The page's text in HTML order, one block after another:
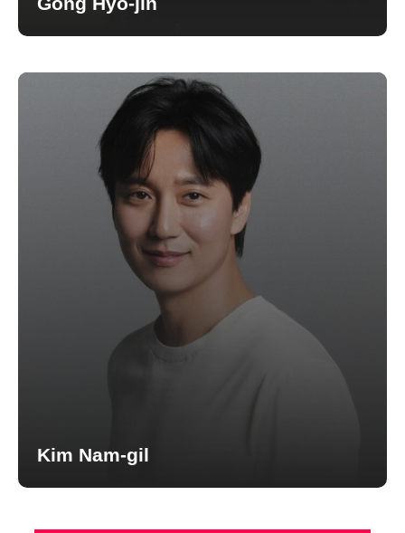
Kim Nam-gil